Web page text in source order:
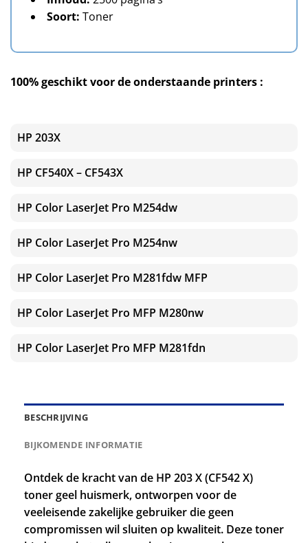
Soort: Toner
100% geschikt voor de onderstaande printers :
HP 203X
HP CF540X – CF543X
HP Color LaserJet Pro M254dw
HP Color LaserJet Pro M254nw
HP Color LaserJet Pro M281fdw MFP
HP Color LaserJet Pro MFP M280nw
HP Color LaserJet Pro MFP M281fdn
BESCHRIJVING
BIJKOMENDE INFORMATIE
Ontdek de kracht van de HP 203 X (CF542 X)
toner geel huismerk, ontworpen voor de
veeleisende zakelijke gebruiker die geen
compromissen wil sluiten op kwaliteit. Deze toner